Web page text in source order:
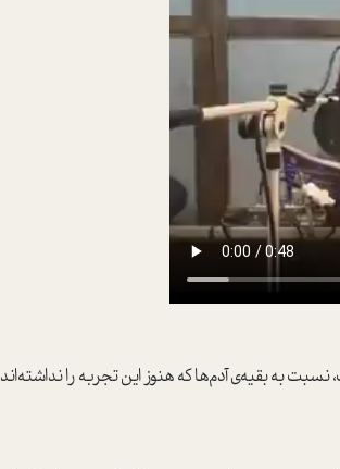
به بقيه‌ي آدم‌ها که هنوز اين تجربه را نداشته‌اند